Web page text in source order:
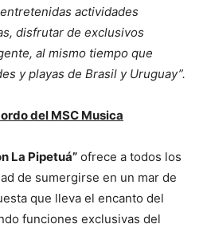
actividades
disfrutar de exclusivos
al mismo tiempo que
y playas de Brasil y Uruguay”.
del MSC Musica
La Pipetuá” ofrece a todos los
de sumergirse en un mar de
que lleva el encanto del
funciones exclusivas del